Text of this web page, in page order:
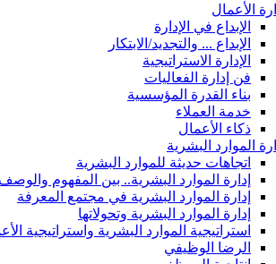
الأعمال
الإبداع في الإدارة
الإبداع ... والتجديد/الابتكار
الإدارة الاستراتيجية
فن إدارة الفعاليات
بناء القدرة المؤسسية
خدمة العملاء
ذكاء الأعمال
الموارد البشرية
اتجاهات حديثة للموارد البشرية
إدارة الموارد البشرية.. بين المفهوم
إدارة الموارد البشرية في مجتمع المعرفة
إدارة الموارد البشرية وتحولاتها
استراتيجية الموارد البشرية واستراتيجية
الرضا الوظيفي